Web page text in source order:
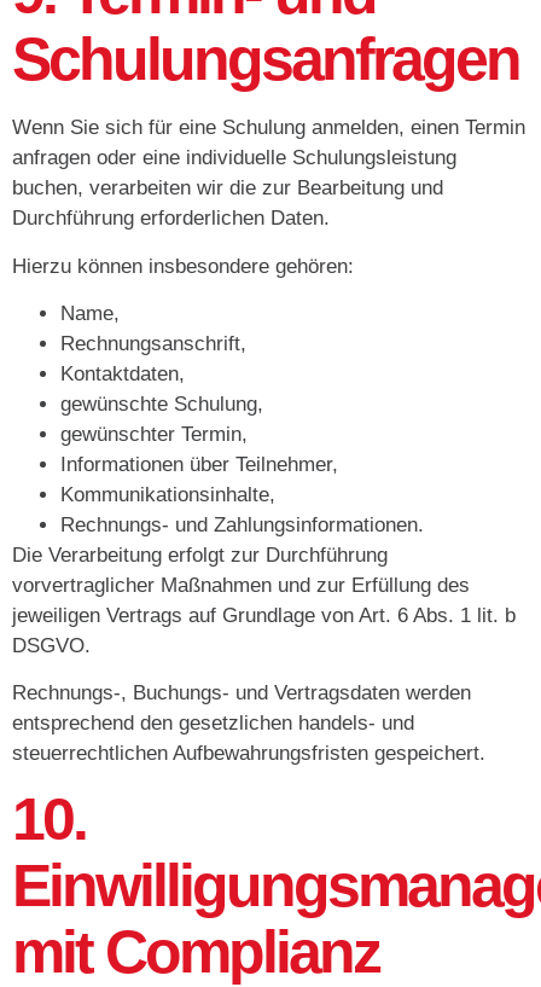
Schulungsanfragen
Wenn Sie sich für eine Schulung anmelden, einen Termin
anfragen oder eine individuelle Schulungsleistung
buchen, verarbeiten wir die zur Bearbeitung und
Durchführung erforderlichen Daten.
Hierzu können insbesondere gehören:
Name,
Rechnungsanschrift,
Kontaktdaten,
gewünschte Schulung,
gewünschter Termin,
Informationen über Teilnehmer,
Kommunikationsinhalte,
Rechnungs- und Zahlungsinformationen.
Die Verarbeitung erfolgt zur Durchführung
vorvertraglicher Maßnahmen und zur Erfüllung des
jeweiligen Vertrags auf Grundlage von Art. 6 Abs. 1 lit. b
DSGVO.
Rechnungs-, Buchungs- und Vertragsdaten werden
entsprechend den gesetzlichen handels- und
steuerrechtlichen Aufbewahrungsfristen gespeichert.
10.
mit Complianz